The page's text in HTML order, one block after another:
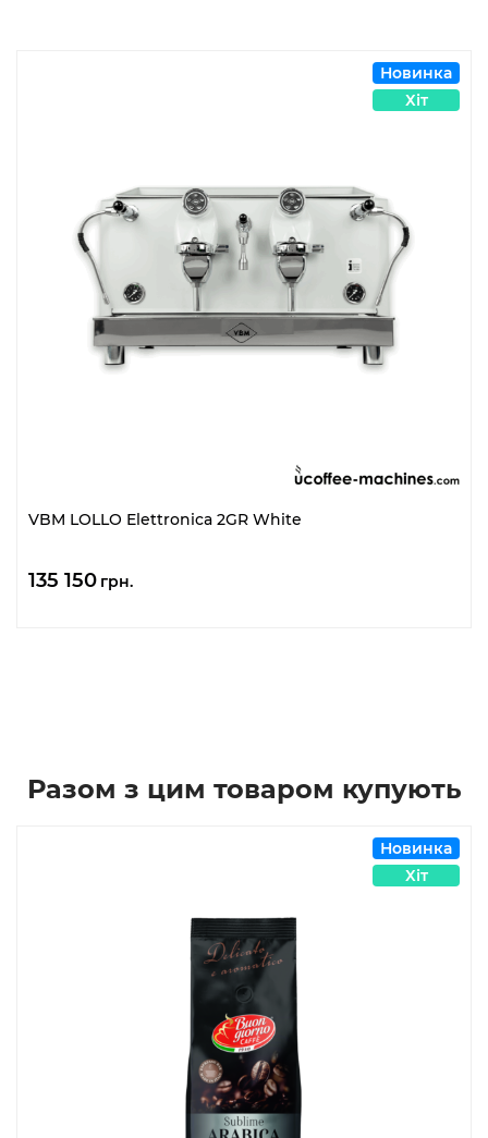
VBM LOLLO Elettronica 2GR White
Новинка
Хіт
135 150 грн.
Разом з цим товаром купують
Новинка
Хіт